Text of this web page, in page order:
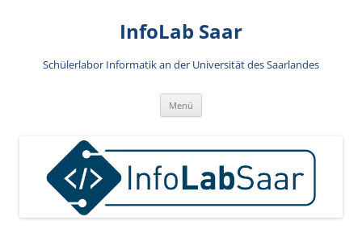
InfoLab Saar
Schülerlabor Informatik an der Universität des Saarlandes
Menü